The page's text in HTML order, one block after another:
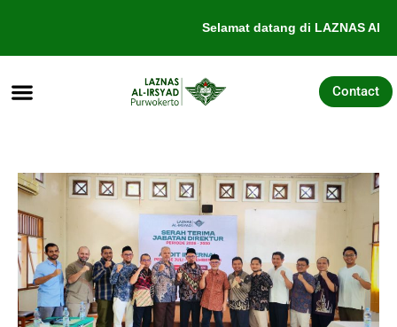
konten
Selamat datang di LAZNAS Al-
Contact